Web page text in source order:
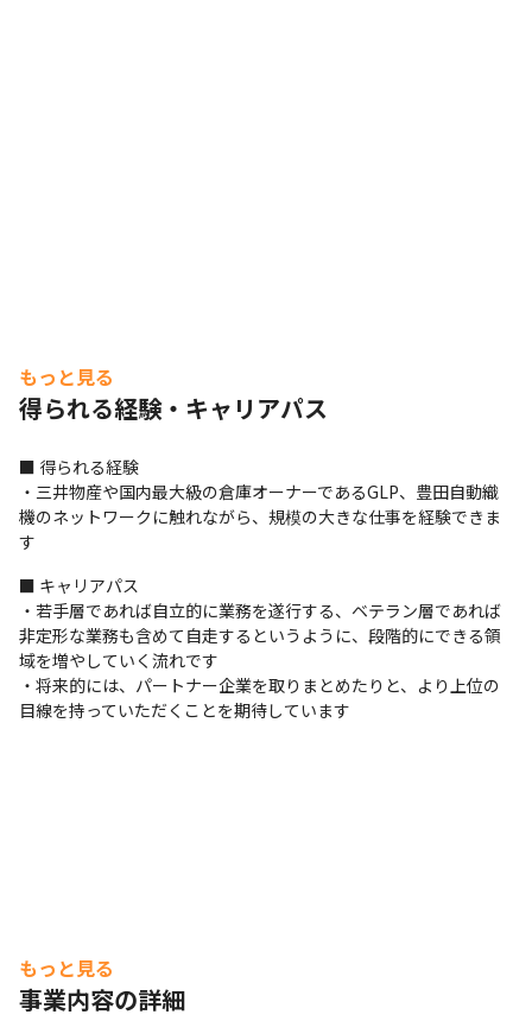
もっと見る
得られる経験・キャリアパス
■ 得られる経験
・三井物産や国内最大級の倉庫オーナーであるGLP、豊田自動織
機のネットワークに触れながら、規模の大きな仕事を経験できま
す
■ キャリアパス
・若手層であれば自立的に業務を遂行する、ベテラン層であれば
非定形な業務も含めて自走するというように、段階的にできる領
域を増やしていく流れです
・将来的には、パートナー企業を取りまとめたりと、より上位の
目線を持っていただくことを期待しています
もっと見る
事業内容の詳細